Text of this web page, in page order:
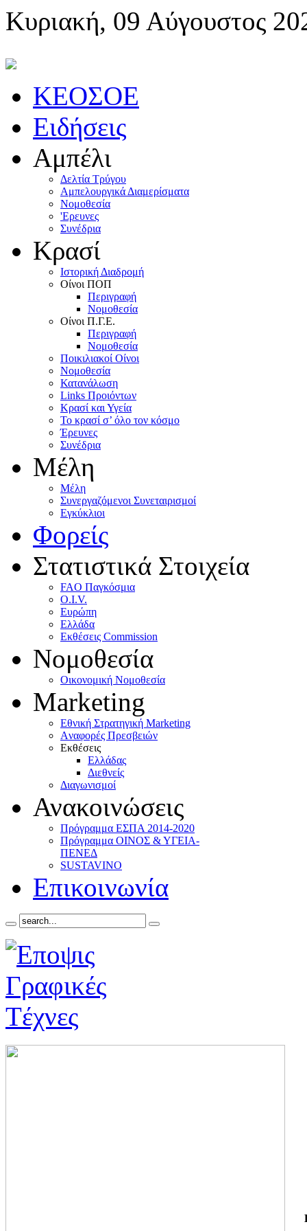
Κυριακή, 09 Αύγουστος
KEOΣOE
Ειδήσεις
Αμπέλι
Δελτία Τρύγου
Αμπελουργικά Διαμερίσματα
Nομοθεσία
'Eρευνες
Συνέδρια
Κρασί
Iστορική Διαδρομή
Oίνοι ΠOΠ
Περιγραφή
Nομοθεσία
Oίνοι Π.Γ.E.
Περιγραφή
Νομοθεσία
Ποικιλιακοί Oίνοι
Nομοθεσία
Κατανάλωση
Links Προιόντων
Κρασί και Υγεία
To κρασί σ’ όλο τον κόσμο
Έρευνες
Συνέδρια
Μέλη
Mέλη
Συνεργαζόμενοι Συνεταιρισμοί
Εγκύκλιοι
Φορείς
Στατιστικά Στοιχεία
FAO Παγκόσμια
O.I.V.
Ευρώπη
Ελλάδα
Eκθέσεις Commission
Νομοθεσία
Οικονομική Νομοθεσία
Marketing
Eθνική Στρατηγική Marketing
Aναφορές Πρεσβειών
Eκθέσεις
Eλλάδας
Διεθνείς
Διαγωνισμοί
Ανακοινώσεις
Πρόγραμμα ΕΣΠΑ 2014-2020
Πρόγραμμα ΟΙΝΟΣ & ΥΓΕΙΑ-
ΠΕΝΕΔ
SUSTAVINO
Επικοινωνία